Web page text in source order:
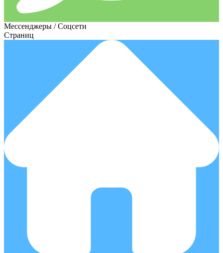
Мессенджеры / Соцсети
Страниц